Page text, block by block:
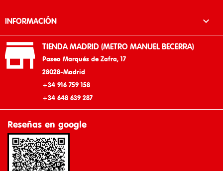
INFORMACIÓN 
 TIENDA MADRID (METRO MANUEL BECERRA)
Paseo Marqués de Zafra, 17
28028-Madrid
+34 916 759 158
+34 648 639 287
Reseñas en google